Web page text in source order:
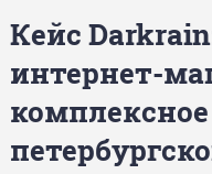
Кейс
интернет-